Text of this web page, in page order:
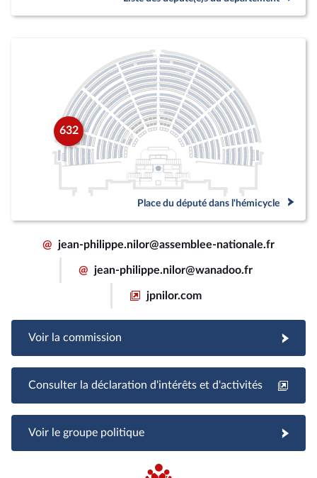
632
Place du député dans l'hémicycle
@ jean-philippe.nilor@assemblee-nationale.fr
@ jean-philippe.nilor@wanadoo.fr
jpnilor.com
Voir la commission
Consulter la déclaration d'intérêts et d'activités
Voir le groupe politique